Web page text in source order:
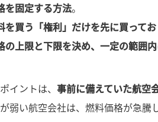
を固定する方法。
を買う「権利」だけを先に買って
の上限と下限を決め、一定の範囲
イントは、 事前に備えていた航空
弱い航空会社は、燃料価格が急騰